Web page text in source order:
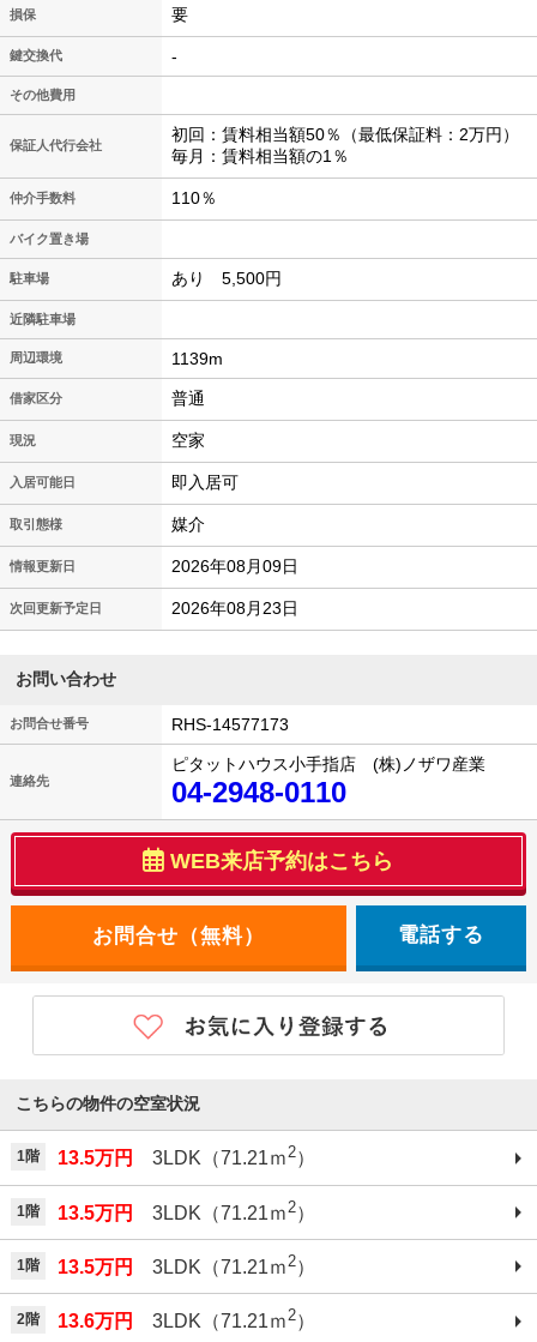
損保 要
鍵交換代 -
その他費用
保証人代行会社
初回：賃料相当額50％（最低保証料：2万円）
毎月：賃料相当額の1％
仲介手数料 110％
バイク置き場
駐車場 あり 5,500円
近隣駐車場
周辺環境 1139m
借家区分 普通
現況 空家
入居可能日 即入居可
取引態様 媒介
情報更新日 2026年08月09日
次回更新予定日 2026年08月23日
お問い合わせ
お問合せ番号 RHS-14577173
連絡先
ピタットハウス小手指店 (株)ノザワ産業
04-2948-0110
WEB来店予約はこちら
電話する
こちらの物件の空室状況
1階 13.5万円 3LDK（71.21ｍ2）
1階 13.5万円 3LDK（71.21ｍ 2）
1階 13.5万円 3LDK（71.21ｍ2）
2階 13.6万円 3LDK（71.21ｍ2）